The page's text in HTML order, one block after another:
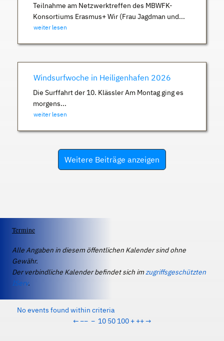
Teilnahme am Netzwerktreffen des MBWFK-
Konsortiums Erasmus+ Wir (Frau Jagdman und...
weiter lesen
Windsurfwoche in Heiligenhafen 2026
Die Surffahrt der 10. Klässler Am Montag ging es
morgens...
weiter lesen
Weitere Beiträge anzeigen
Termine
Alle Angaben in diesem öffentlichen Kalender sind ohne
Gewähr.
Der verbindliche Kalender befindet sich imzugriffsgeschützten
IServ.
No events found within criteria
← −− − 10 50 100 + ++→